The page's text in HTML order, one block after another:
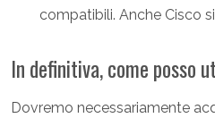
compatibili. Anche Cisco
In definitiva, come posso
Dovremo necessariamente